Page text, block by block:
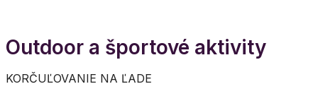
Outdoor a športové aktivity
KORČUĽOVANIE NA ĽADE